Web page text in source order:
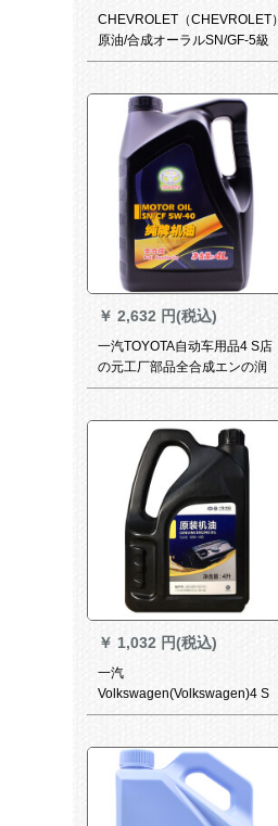
CHEVROLET（CHEVROLET）
原油/合成オーラルSN/GF-5級
5 W-30 4 L包装コルズ/マフテ
￥ 2,632 円(税込)
一汽TOYOTA自动车用品4 S店
の元工厂部品全合成エンの润
滑油SN 5 W-455 W 40 LRAV
ザーを栄放します。
￥ 1,032 円(税込)
一汽
Volkswagen(Volkswagen)4 S
店の元工場付属品の自動車用
はジェッタを詰問して適用し
ます。